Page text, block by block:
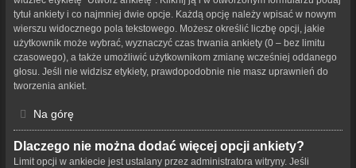
tytuł ankiety i co najmniej dwie opcje. Każdą opcję należy wpisać w nowym
wierszu widocznego pola tekstowego. Możesz określić liczbę opcji, jakie
użytkownik może wybrać, wyznaczyć czas trwania ankiety (0 – bez limitu
czasowego), a także umożliwić użytkownikom zmianę wcześniej oddanego
głosu. Jeśli nie widzisz etykiety, prawdopodobnie nie masz uprawnień do
tworzenia ankiet.
Na górę
Dlaczego nie można dodać więcej opcji ankiety?
Limit opcji w ankiecie jest ustalany przez administratora witryny. Jeśli